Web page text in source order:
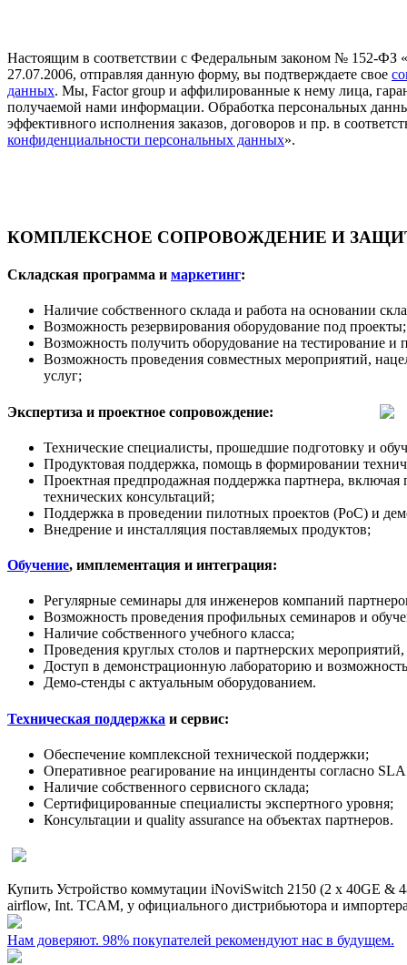
Настоящим в соответствии с Федеральным законом № 152-ФЗ
27.07.2006, отправляя данную форму, вы подтверждаете свое
данных. Мы, Factor group и аффилированные к нему лица,
получаемой нами информации. Обработка персональных
эффективного исполнения заказов, договоров и пр. в
конфиденциальности персональных данных».
КОМПЛЕКСНОЕ СОПРОВОЖДЕНИЕ И
Складская программа и маркетинг:
Наличие собственного склада и работа на основании
Возможность резервирования оборудование под проекты;
Возможность получить оборудование на тестирование и
Возможность проведения совместных мероприятий,
услуг;
Экспертиза и проектное сопровождение:
Технические специалисты, прошедшие подготовку и
Продуктовая поддержка, помощь в формировании
Проектная предпродажная поддержка партнера, включая
технических консультаций;
Поддержка в проведении пилотных проектов (PoC) и
Внедрение и инсталляция поставляемых продуктов;
Обучение, имплементация и интеграция:
Регулярные семинары для инженеров компаний
Возможность проведения профильных семинаров и
Наличие собственного учебного класса;
Проведения круглых столов и партнерских
Доступ в демонстрационную лабораторию и
Демо-стенды с актуальным оборудованием.
Техническая поддержка и сервис:
Обеспечение комплексной технической поддержки;
Оперативное реагирование на инцинденты согласно
Наличие собственного сервисного склада;
Сертифицированные специалисты экспертного уровня;
Консультации и quality assurance на объектах партнеров.
Купить Устройство коммутации iNoviSwitch 2150 (2 x 40GE &
airflow, Int. TCAM, у официального дистрибьютора и
Нам доверяют. 98% покупателей рекомендуют нас в будущем.